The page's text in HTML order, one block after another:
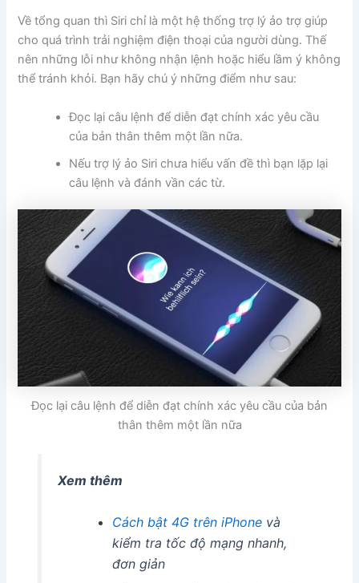
Về tổng quan thì Siri chỉ là một hệ thống trợ lý ảo trợ giúp
cho quá trình trải nghiệm điện thoại của người dùng. Thế
nên những lỗi như không nhận lệnh hoặc hiểu lầm ý không
thể tránh khỏi. Bạn hãy chú ý những điểm như sau:
Đọc lại câu lệnh để diễn đạt chính xác yêu cầu
của bản thân thêm một lần nữa.
Nếu trợ lý ảo Siri chưa hiểu vấn đề thì bạn lặp lại
câu lệnh và đánh vần các từ.
Đọc lại câu lệnh để diễn đạt chính xác yêu cầu của bản
thân thêm một lần nữa
Xem thêm
Cách bật 4G trên iPhonevà
kiểm tra tốc độ mạng nhanh,
đơn giản